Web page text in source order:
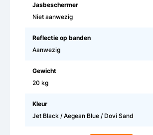
Jasbeschermer
Niet aanwezig
Reflectie op banden
Aanwezig
Gewicht
20 kg
Kleur
Jet Black / Aegean Blue / Dovi Sand